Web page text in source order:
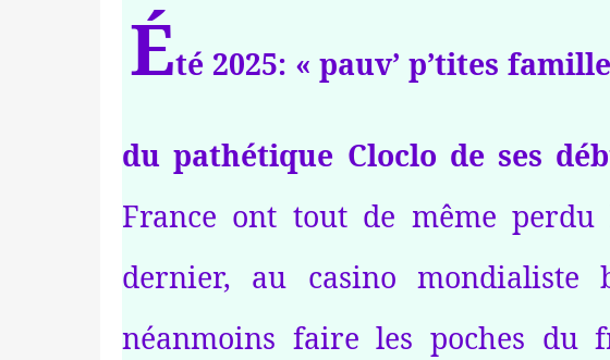
Été 2025: « pauv’ p’tites
du pathétique Cloclo de ses
France ont tout de même
dernier, au casino mondialiste
néanmoins faire les poches du